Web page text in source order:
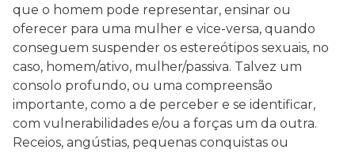
que o homem pode representar, ensinar ou
oferecer para uma mulher e vice-versa, quando
conseguem suspender os estereótipos sexuais, no
caso, homem/ativo, mulher/passiva. Talvez um
consolo profundo, ou uma compreensão
importante, como a de perceber e se identificar,
com vulnerabilidades e/ou a forças um da outra.
Receios, angústias, pequenas conquistas ou